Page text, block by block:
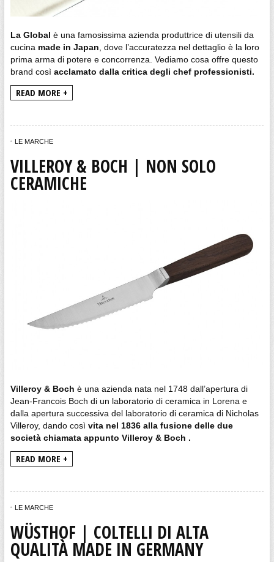
La Global è una famosissima azienda produttrice di utensili da
cucina made in Japan , dove l’accuratezza nel dettaglio è la loro
prima arma di potere e concorrenza. Vediamo cosa offre questo
brand così acclamato dalla critica degli chef professionisti.
READ MORE +
LE MARCHE
VILLEROY & BOCH | NON SOLO
CERAMICHE
Villeroy & Boch è una azienda nata nel 1748 dall’apertura di
Jean-Francois Boch di un laboratorio di ceramica in Lorena e
dalla apertura successiva del laboratorio di ceramica di Nicholas
Villeroy, dando così vita nel 1836 alla fusione delle due
società chiamata appunto Villeroy & Boch .
READ MORE +
LE MARCHE
WÜSTHOF | COLTELLI DI ALTA
QUALITÀ MADE IN GERMANY